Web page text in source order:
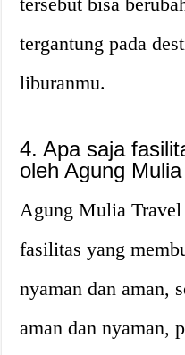
tergantung pada
liburanmu.
4. Apa saja
oleh Agung
Agung Mulia Travel
fasilitas yang
nyaman dan aman,
aman dan nyaman,